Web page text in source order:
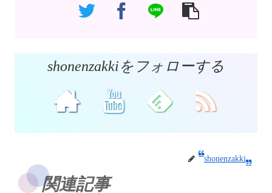
shonenzakkiをフォローする
shonenzakki
関連記事